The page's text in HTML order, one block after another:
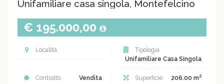
Unifamiliare casa singola, Montefelcino
€ 195.000,00
Località
Tipologia
Unifamiliare Casa Singola
Contratto Vendita Superficie 206.00 m2